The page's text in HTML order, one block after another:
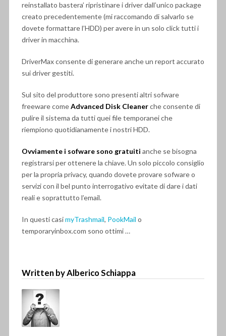
reinstallato bastera’ ripristinare i driver dall’unico package
creato precedentemente (mi raccomando di salvarlo se
dovete formattare l’HDD) per avere in un solo click tutti i
driver in macchina.
DriverMax consente di generare anche un report accurato
sui driver gestiti.
Sul sito del produttore sono presenti altri sofware
freeware comeAdvanced Disk Cleanerche consente di
pulire il sistema da tutti quei file temporanei che
riempiono quotidianamente i nostri HDD.
Ovviamente i sofware sono gratuiti anche se bisogna
registrarsi per ottenere la chiave. Un solo piccolo consiglio
per la propria privacy, quando dovete provare sofware o
servizi con il bel punto interrogativo evitate di dare i dati
reali e soprattutto l’email.
In questi casimyTrashmail, PookMail o
temporaryinbox.com sono ottimi …
Written by Alberico Schiappa